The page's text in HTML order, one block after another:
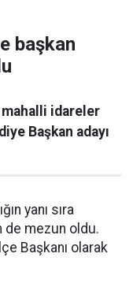
başkan
idareler
Başkan adayı
yanı sıra
mezun oldu.
Başkanı olarak